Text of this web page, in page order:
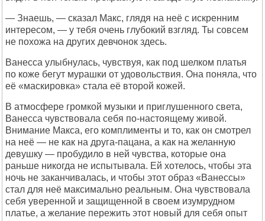
— Знаешь, — сказал Макс, глядя на неё с искренним
интересом, — у тебя очень глубокий взгляд. Ты совсем
не похожа на других девчонок здесь.
Ванесса улыбнулась, чувствуя, как под шелком платья
по коже бегут мурашки от удовольствия. Она поняла, что
её «маскировка» стала её второй кожей.
В атмосфере громкой музыки и приглушенного света,
Ванесса чувствовала себя по-настоящему живой.
Внимание Макса, его комплименты и то, как он смотрел
на неё — не как на друга-пацана, а как на желанную
девушку — пробудило в ней чувства, которые она
раньше никогда не испытывала. Ей хотелось, чтобы эта
ночь не заканчивалась, и чтобы этот образ «Ванессы»
стал для неё максимально реальным. Она чувствовала
себя уверенной и защищенной в своем изумрудном
платье, а желание пережить этот новый для себя опыт